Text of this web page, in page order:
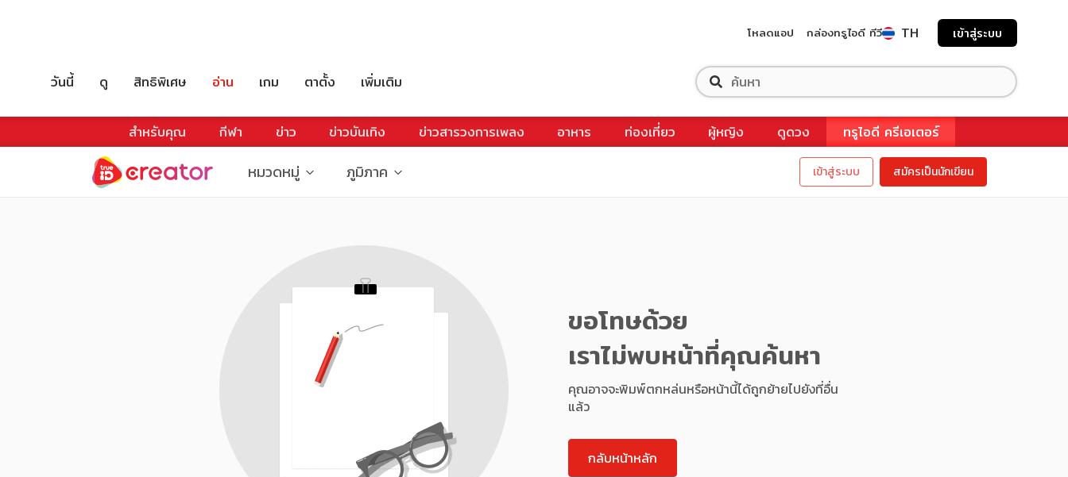
โหลดแอป กล่องทรูไอดี ทีวี TH เข้าสู่ระบบ
วันนี้ ดู สิทธิพิเศษ อ่าน เกม ตาตั้ง เพิ่มเติม
สำหรับคุณ กีฬา ข่าว ข่าวบันเทิง ข่าวสารวงการเพลง อาหาร ท่องเที่ยว ผู้หญิง ดูดวง ทรูไอดี ครีเอเตอร์
หมวดหมู่ ภูมิภาค เข้าสู่ระบบ สมัครเป็นนักเขียน
ขอโทษด้วย
เราไม่พบหน้าที่คุณค้นหา
คุณอาจจะพิมพ์ตกหล่นหรือหน้านี้ได้ถูกย้ายไปยังที่อื่น
แล้ว
กลับหน้าหลัก